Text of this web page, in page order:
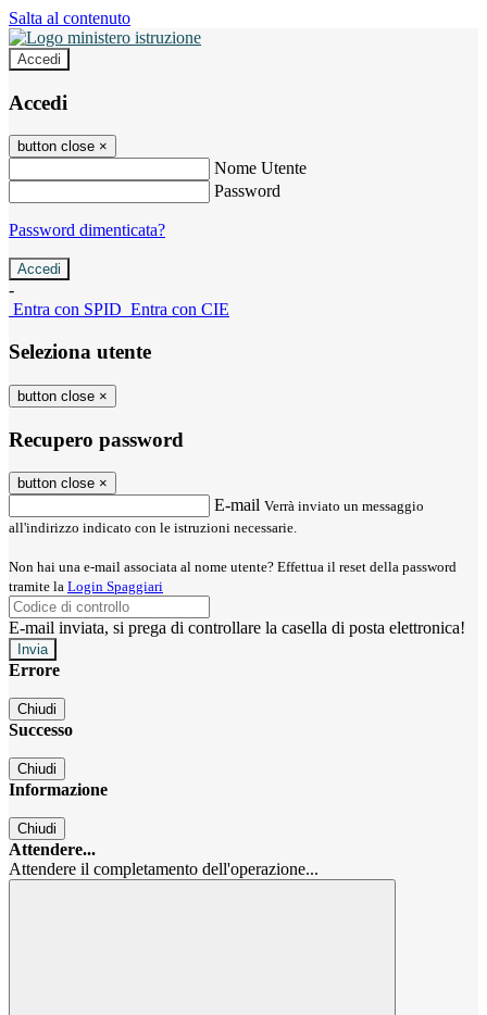
Salta al contenuto
Accedi
Accedi
button close ×
Nome Utente
Password
Password dimenticata?
-
Entra con SPID Entra con CIE
Seleziona utente
button close ×
Recupero password
button close ×
E-mail Verrà inviato un messaggio
all'indirizzo indicato con le istruzioni necessarie.
Non hai una e-mail associata al nome utente? Effettua il reset della password
tramite la Login Spaggiari
E-mail inviata, si prega di controllare la casella di posta elettronica!
Errore
Chiudi
Successo
Chiudi
Informazione
Chiudi
Attendere...
Attendere il completamento dell'operazione...